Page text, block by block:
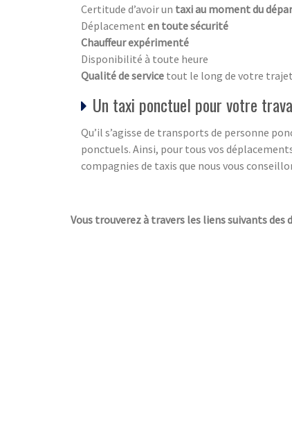
Certitude d’avoir un taxi au moment du
Déplacement en toute sécurité
Chauffeur expérimenté
Disponibilité à toute heure
Qualité de service tout le long de votre trajet
Un taxi ponctuel pour votre
Qu’il s’agisse de transports de personne
ponctuels. Ainsi, pour tous vos
compagnies de taxis que nous vous
Vous trouverez à travers les liens suivants